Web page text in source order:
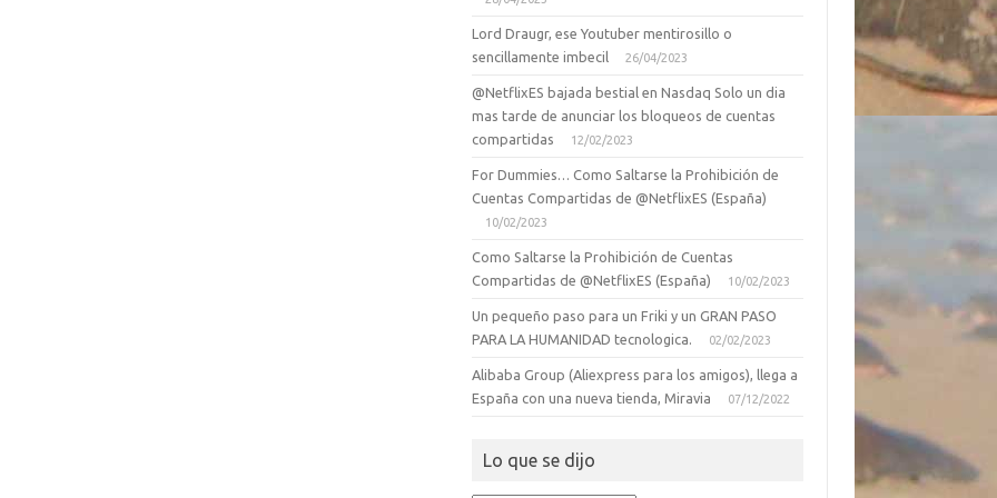
Lord Draugr, ese Youtuber mentirosillo o
sencillamente imbecil
26/04/2023
@NetflixES bajada bestial en Nasdaq Solo un dia
mas tarde de anunciar los bloqueos de cuentas
compartidas
12/02/2023
For Dummies… Como Saltarse la Prohibición de
Cuentas Compartidas de @NetflixES (España)
10/02/2023
Como Saltarse la Prohibición de Cuentas
Compartidas de @NetflixES (España)
10/02/2023
Un pequeño paso para un Friki y un GRAN PASO
PARA LA HUMANIDAD tecnologica.
02/02/2023
Alibaba Group (Aliexpress para los amigos), llega a
España con una nueva tienda, Miravia
07/12/2022
Lo que se dijo